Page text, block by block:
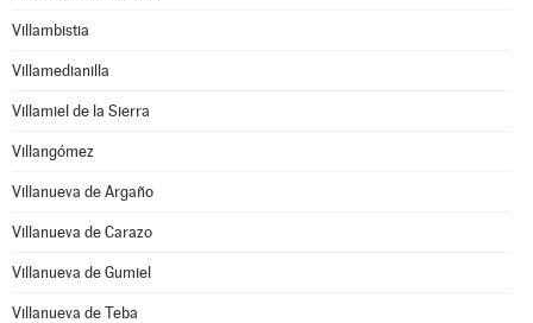
Villambistia
Villamedianilla
Villamiel de la Sierra
Villangómez
Villanueva de Argaño
Villanueva de Carazo
Villanueva de Gumiel
Villanueva de Teba